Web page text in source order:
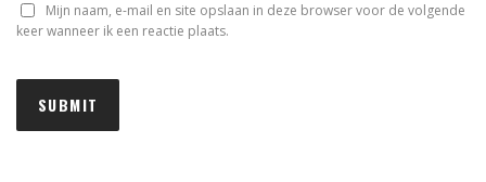
Mijn naam, e-mail en site opslaan in deze browser voor de volgende
keer wanneer ik een reactie plaats.